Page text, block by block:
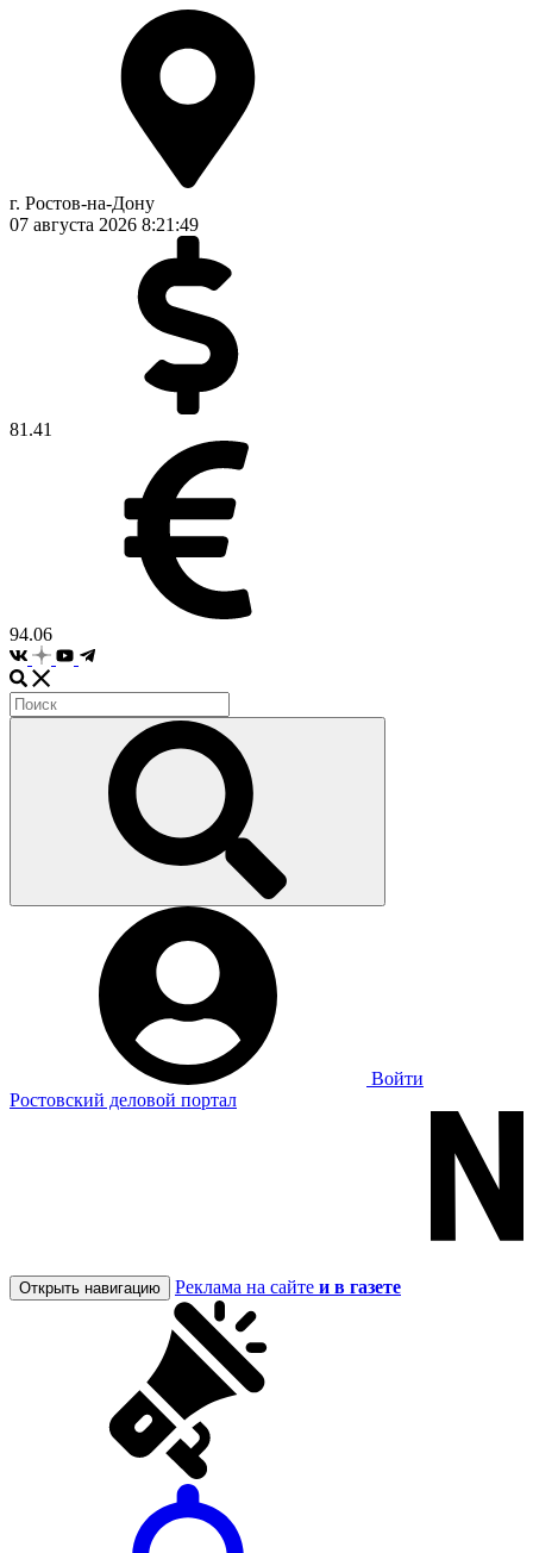
г. Ростов-на-Дону
07 августа 2026 8:21:50
81.41
94.06
Войти
Ростовский деловой портал
Открыть навигацию Реклама на сайте и в газете